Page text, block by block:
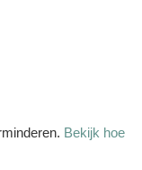
Bekijk hoe